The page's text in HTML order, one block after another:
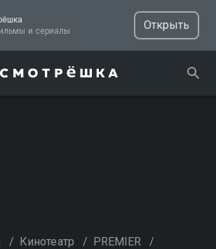
ТВ, фильмы и сериалы
Открыть
/ Кинотеатр / PREMIER /